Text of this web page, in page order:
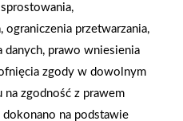
ograniczenia przetwarzania,
danych, prawo wniesienia
zgody w dowolnym
na zgodność z prawem
na podstawie